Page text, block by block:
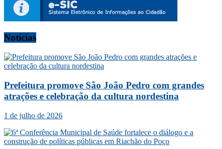
Notícias
Prefeitura promove São João Pedro com grandes
atrações e celebração da cultura nordestina
1 de julho de 2026